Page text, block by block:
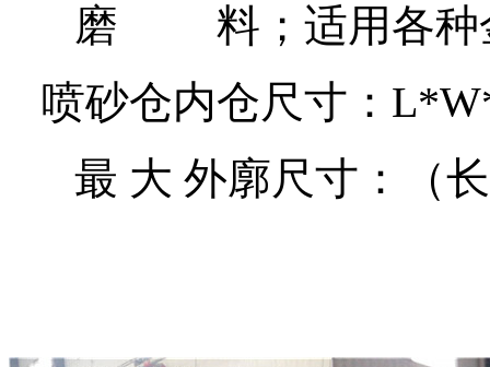
磨 料； 适用各
喷砂仓内仓尺寸：
最 大 外廓尺寸：（长